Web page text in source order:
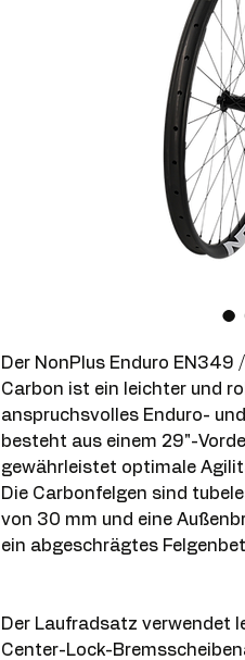
Der NonPlus Enduro
Carbon ist ein leichter und
anspruchsvolles Enduro-
besteht aus einem 29"-
gewährleistet optimale
Die Carbonfelgen sind
von 30 mm und eine
ein abgeschrägtes
Der Laufradsatz verwendet
Center-Lock-